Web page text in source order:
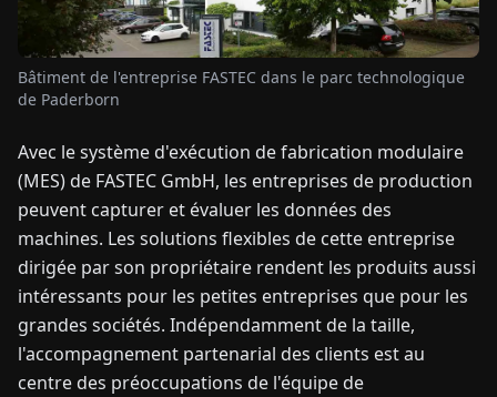
CONTACTEZ-
NOUS
Bâtiment de l'entreprise FASTEC dans le parc technologique
de Paderborn
Avec le système d'exécution de fabrication modulaire
(MES) de FASTEC GmbH, les entreprises de production
peuvent capturer et évaluer les données des
machines. Les solutions flexibles de cette entreprise
dirigée par son propriétaire rendent les produits aussi
intéressants pour les petites entreprises que pour les
grandes sociétés. Indépendamment de la taille,
l'accompagnement partenarial des clients est au
centre des préoccupations de l'équipe de